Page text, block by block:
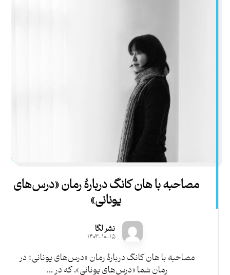
مصاحبه با هان کانگ دربارۀ رمان «درس‌های
یونانی»
نشر لگا
۱۴۰۳-۱۰-۱۵
مصاحبه با هان کانگ دربارۀ رمان «درس‌های یونانی» در
رمان شما «درس‌های یونانی»، که در ...